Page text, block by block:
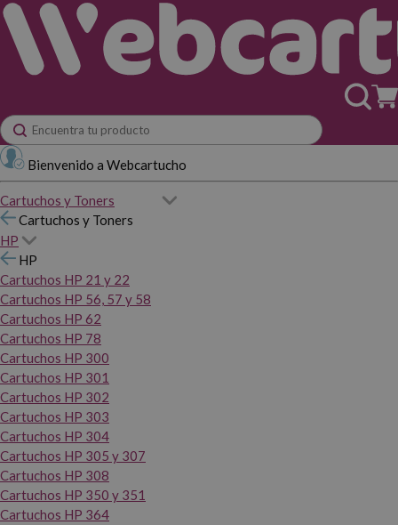
Bienvenido a Webcartucho
Cartuchos y Toners
Cartuchos y Toners
HP
HP
Cartuchos HP 21 y 22
Cartuchos HP 56, 57 y 58
Cartuchos HP 62
Cartuchos HP 78
Cartuchos HP 300
Cartuchos HP 301
Cartuchos HP 302
Cartuchos HP 303
Cartuchos HP 304
Cartuchos HP 305 y 307
Cartuchos HP 308
Cartuchos HP 350 y 351
Cartuchos HP 364